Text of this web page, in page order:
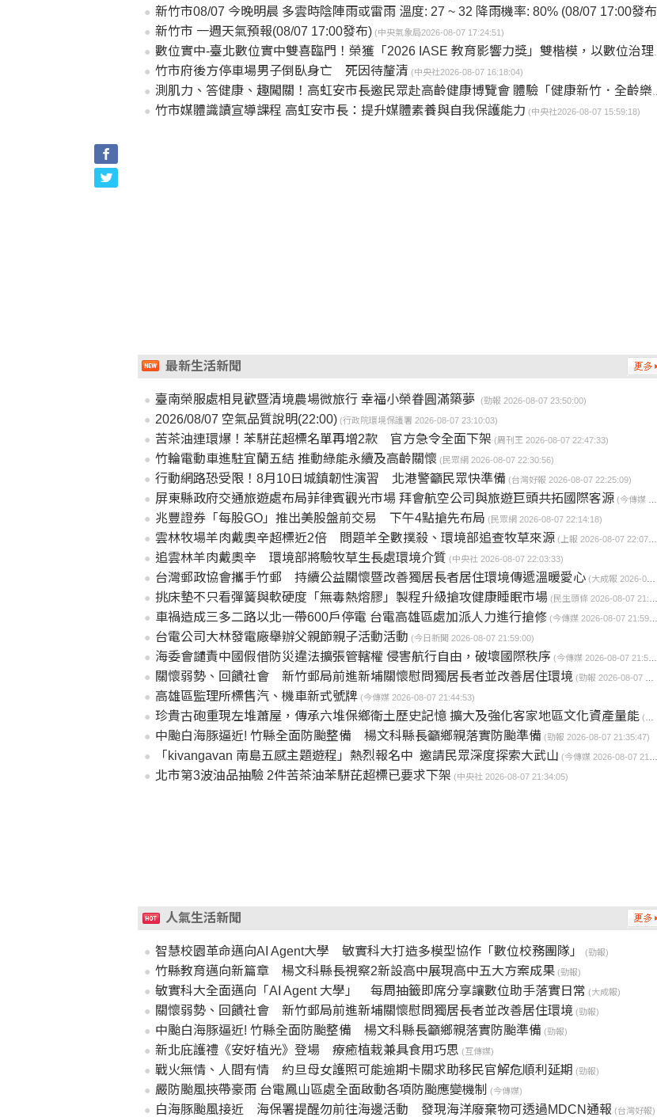
新竹市08/07 今晚明晨 多雲時陰陣雨或雷雨 溫度: 27 ~ 32 降雨機率: 80% (08/07 17:00發布)
新竹市 一週天氣預報(08/07 17:00發布) (中央氣象局2026-08-07 17:24:51)
數位實中-臺北數位實中雙喜臨門！榮獲「2026 IASE 教育影響力獎」雙楷模，以數位治理與無圍牆校園引領教育新典範
竹市府後方停車場男子倒臥身亡 死因待釐清 (中央社2026-08-07 16:18:04)
測肌力、答健康、趣闖關！高虹安市長邀民眾赴高齡健康博覽會 體驗「健康新竹．全齡樂活」成果
竹市媒體識讀宣導課程 高虹安市長：提升媒體素養與自我保護能力 (中央社2026-08-07 15:59:18)
最新生活新聞
臺南榮服處相見歡暨清境農場微旅行 幸福小榮眷圓滿築夢 (勁報 2026-08-07 23:50:00)
2026/08/07 空氣品質說明(22:00) (行政院環境保護署 2026-08-07 23:10:03)
苦茶油連環爆！苯駢芘超標名單再增2款 官方急令全面下架 (周刊王 2026-08-07 22:47:33)
竹輪電動車進駐宜蘭五結 推動綠能永續及高齡關懷 (民眾網 2026-08-07 22:30:56)
行動網路恐受限！8月10日城鎮韌性演習 北港警籲民眾快準備 (台灣好報 2026-08-07 22:25:09)
屏東縣政府交通旅遊處布局菲律賓觀光市場 拜會航空公司與旅遊巨頭共拓國際客源 (今傳媒 2026-08-07 22:19:19)
兆豐證券「每股GO」推出美股盤前交易 下午4點搶先布局 (民眾網 2026-08-07 22:14:18)
雲林牧場羊肉戴奧辛超標近2倍 問題羊全數撲殺、環境部追查牧草來源 (上報 2026-08-07 22:07:00)
追雲林羊肉戴奧辛 環境部將驗牧草生長處環境介質 (中央社 2026-08-07 22:03:33)
台灣郵政協會攜手竹郵 持續公益關懷暨改善獨居長者居住環境傳遞溫暖愛心 (大成報 2026-08-07 21:59:56)
挑床墊不只看彈簧與軟硬度「無毒熱熔膠」製程升級搶攻健康睡眠市場 (民生頭條 2026-08-07 21:59:33)
車禍造成三多二路以北一帶600戶停電 台電高雄區處加派人力進行搶修 (今傳媒 2026-08-07 21:59:12)
台電公司大林發電廠舉辦父親節親子活動活動 (今日新聞 2026-08-07 21:59:00)
海委會譴責中國假借防災違法擴張管轄權 侵害航行自由，破壞國際秩序 (今傳媒 2026-08-07 21:52:18)
關懷弱勢、回饋社會 新竹郵局前進新埔關懷慰問獨居長者並改善居住環境 (勁報 2026-08-07 21:48:28)
高雄區監理所標售汽、機車新式號牌 (今傳媒 2026-08-07 21:44:53)
珍貴古砲重現左堆蕭屋，傳承六堆保鄉衛土歷史記憶 擴大及強化客家地區文化資產量能 (今傳媒 2026-08-07 21:41:13)
中颱白海豚逼近! 竹縣全面防颱整備 楊文科縣長籲鄉親落實防颱準備 (勁報 2026-08-07 21:35:47)
「kivangavan 南島五感主題遊程」熱烈報名中 邀請民眾深度探索大武山 (今傳媒 2026-08-07 21:34:25)
北市第3波油品抽驗 2件苦茶油苯駢芘超標已要求下架 (中央社 2026-08-07 21:34:05)
人氣生活新聞
智慧校園革命邁向AI Agent大學 敏實科大打造多模型協作「數位校務團隊」 (勁報)
竹縣教育邁向新篇章 楊文科縣長視察2新設高中展現高中五大方案成果 (勁報)
敏實科大全面邁向「AI Agent 大學」 每周抽籤即席分享讓數位助手落實日常 (大成報)
關懷弱勢、回饋社會 新竹郵局前進新埔關懷慰問獨居長者並改善居住環境 (勁報)
中颱白海豚逼近! 竹縣全面防颱整備 楊文科縣長籲鄉親落實防颱準備 (勁報)
新北庇護禮《安好植光》登場 療癒植栽兼具食用巧思 (互傳媒)
戰火無情、人間有情 約旦母女護照可能逾期卡關求助移民官解危順利延期 (勁報)
嚴防颱風挾帶豪雨 台電鳳山區處全面啟動各項防颱應變機制 (今傳媒)
白海豚颱風接近 海保署提醒勿前往海邊活動 發現海洋廢棄物可透過MDCN通報 (台灣好報)